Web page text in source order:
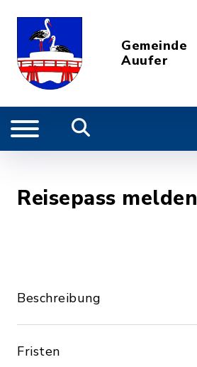
Gemeinde
Auufer
Reisepass melden
Beschreibung
Fristen